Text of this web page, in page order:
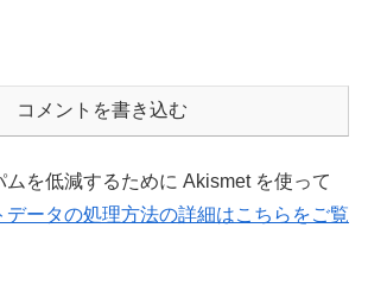
コメントを書き込む
ムを低減するために Akismet を使って
データの処理方法の詳細はこちらをご覧